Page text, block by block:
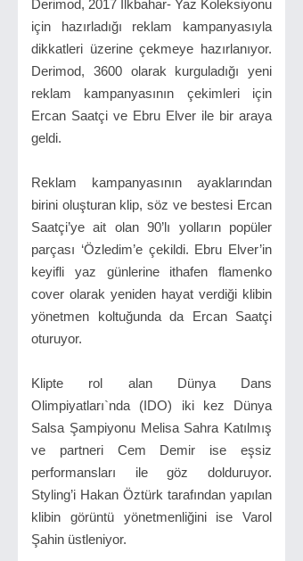
Derimod, 2017 İlkbahar- Yaz Koleksiyonu
için hazırladığı reklam kampanyasıyla
dikkatleri üzerine çekmeye hazırlanıyor.
Derimod, 3600 olarak kurguladığı yeni
reklam kampanyasının çekimleri için
Ercan Saatçi ve Ebru Elver ile bir araya
geldi.
Reklam kampanyasının ayaklarından
birini oluşturan klip, söz ve bestesi Ercan
Saatçi’ye ait olan 90’lı yolların popüler
parçası ‘Özledim’e çekildi. Ebru Elver’in
keyifli yaz günlerine ithafen flamenko
cover olarak yeniden hayat verdiği klibin
yönetmen koltuğunda da Ercan Saatçi
oturuyor.
Klipte rol alan Dünya Dans
Olimpiyatları`nda (IDO) iki kez Dünya
Salsa Şampiyonu Melisa Sahra Katılmış
ve partneri Cem Demir ise eşsiz
performansları ile göz dolduruyor.
Styling’i Hakan Öztürk tarafından yapılan
klibin görüntü yönetmenliğini ise Varol
Şahin üstleniyor.